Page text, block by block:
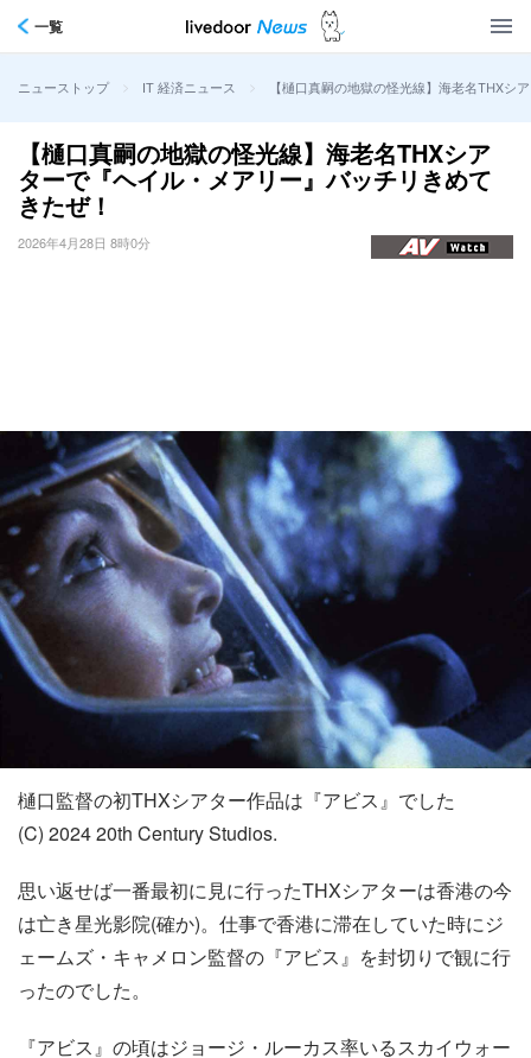
一覧
ニューストップ > IT 経済ニュース > 【樋口真嗣の地獄の怪光線】海老名THXシ
【樋口真嗣の地獄の怪光線】海老名THXシア
ターで『ヘイル・メアリー』バッチリきめて
きたぜ！
2026年4月28日 8時0分
樋口監督の初THXシアター作品は『アビス』でした
(C) 2024 20th Century Studios.
思い返せば一番最初に見に行ったTHXシアターは香港の今
は亡き星光影院(確か)。仕事で香港に滞在していた時にジ
ェームズ・キャメロン監督の『アビス』を封切りで観に行
ったのでした。
『アビス』の頃はジョージ・ルーカス率いるスカイウォー